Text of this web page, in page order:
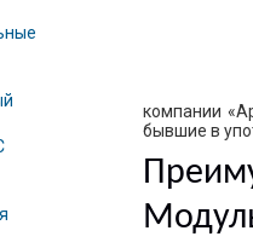
компании
бывшие в